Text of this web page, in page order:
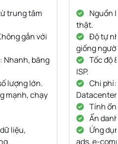
trung tâm
gắn với
Nhanh, băng
lượng lớn.
mạnh, chạy
liệu,
Nguồn
thật.
Độ tự
giống
Tốc độ
ISP.
Chi
Datacenter.
Tính ổn
Ẩn
Ứng
ads, e-